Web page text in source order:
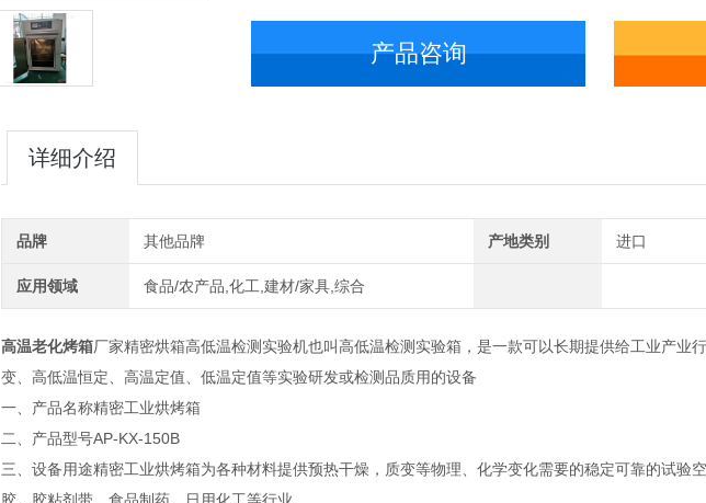
产品咨询
详细介绍
品牌 其他品牌 产地类别 进口
应用领域 食品/农产品,化工,建材/家具,综合
高温老化烤箱厂家精密烘箱高低温检测实验机也叫高低温检测实验箱，是一款可以长期提供给工业产业
变、高低温恒定、高温定值、低温定值等实验研发或检测品质用的设备
一、产品名称精密工业烘烤箱
二、产品型号AP-KX-150B
三、设备用途精密工业烘烤箱为各种材料提供预热干燥，质变等物理、化学变化需要的稳定可靠的试验